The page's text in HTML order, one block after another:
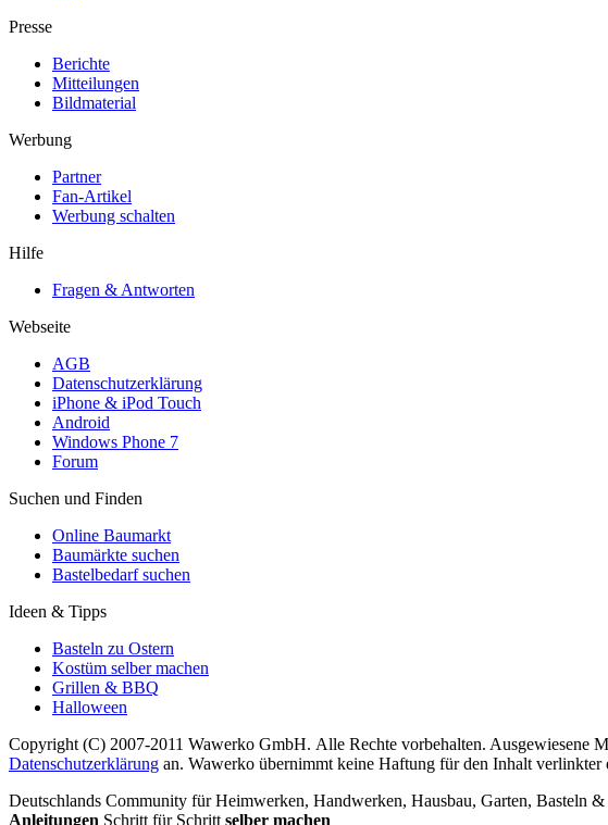
Presse
Berichte
Mitteilungen
Bildmaterial
Werbung
Partner
Fan-Artikel
Werbung schalten
Hilfe
Fragen & Antworten
Webseite
AGB
Datenschutzerklärung
iPhone & iPod Touch
Android
Windows Phone 7
Forum
Suchen und Finden
Online Baumarkt
Baumärkte suchen
Bastelbedarf suchen
Ideen & Tipps
Basteln zu Ostern
Kostüm selber machen
Grillen & BBQ
Halloween
Copyright (C) 2007-2011 Wawerko GmbH. Alle Rechte vorbehalten. Ausgewiesene
Datenschutzerklärung an. Wawerko übernimmt keine Haftung für den Inhalt verlinkter
Deutschlands Community für Heimwerken, Handwerken, Hausbau, Garten, Basteln
Anleitungen Schritt für Schritt selber machen